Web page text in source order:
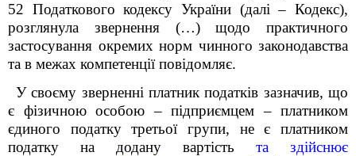
52 Податкового кодексу України (далі – Кодекс),
розглянула звернення (…)
щодо практичного
застосування окремих норм чинного законодавства
та в межах компетенції повідомляє.
У своєму зверненні платник податків зазначив, що
є фізичною особою – підприємцем – платником
єдиного податку третьої групи, не є платником
податку на додану вартість та здійснює